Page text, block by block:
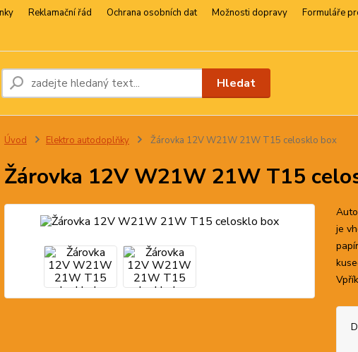
Reklamační řád Ochrana osobních dat Možnosti dopravy
Formuláře
Hledat
Úvod Elektro autodoplňky Žárovka 12V W21W 21W T15 celosklo box
Žárovka 12V W21W 21W T15
je